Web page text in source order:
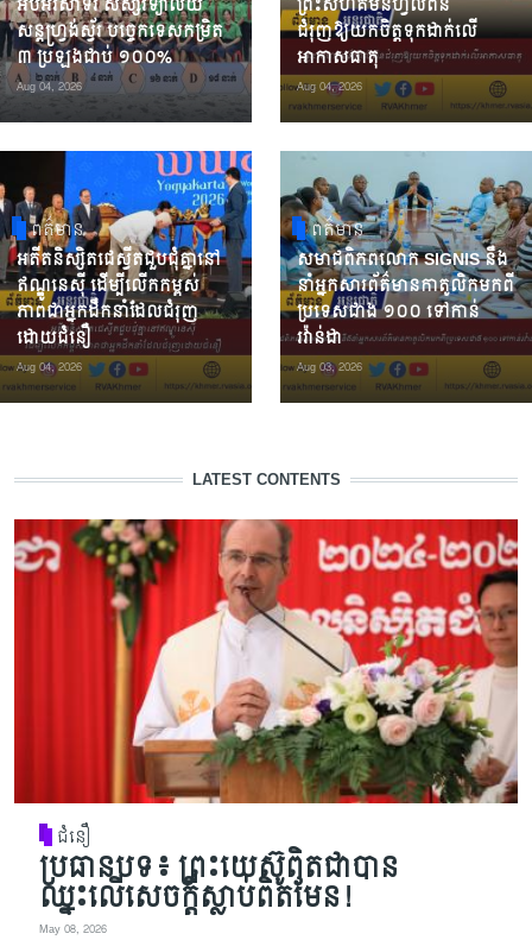
សន្តហ្វ្រង់ស្វ័រ បច្ចេកទេសកម្រិត
៣ ប្រឡងជាប់ ១០០%
Aug 04, 2026
ជំរុញឱ្យយកចិត្តទុកដាក់លើ
អាកាសធាតុ
Aug 04, 2026
ពត៌មាន
អតីតនិស្សិតជេស្វីតជួបជុំគ្នានៅ
ឥណ្ឌូនេស៊ី ដើម្បីលើកកម្ពស់
ភាពជាអ្នកដឹកនាំដែលជំរុញ
ដោយជំនឿ
Aug 04, 2026
ពត៌មាន
សមាជពិភពលោក SIGNIS នឹង
នាំអ្នកសារព័ត៌មានកាតូលិកមកពី
ប្រទេសជាង ១០០ ទៅកាន់
រវ៉ាន់ដា
Aug 03, 2026
LATEST CONTENTS
ជំនឿ
ប្រធានបទ៖ ព្រះយេស៊ូពិតជាបាន
ឈ្នះលើសេចក្តីស្លាប់ពិតមែន!
May 08, 2026